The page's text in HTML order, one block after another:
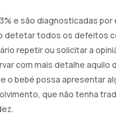
e são diagnosticadas
detetar todos os defeitos
repetir ou solicitar a
com mais detalhe aquilo
o bebé possa apresentar
que não tenha